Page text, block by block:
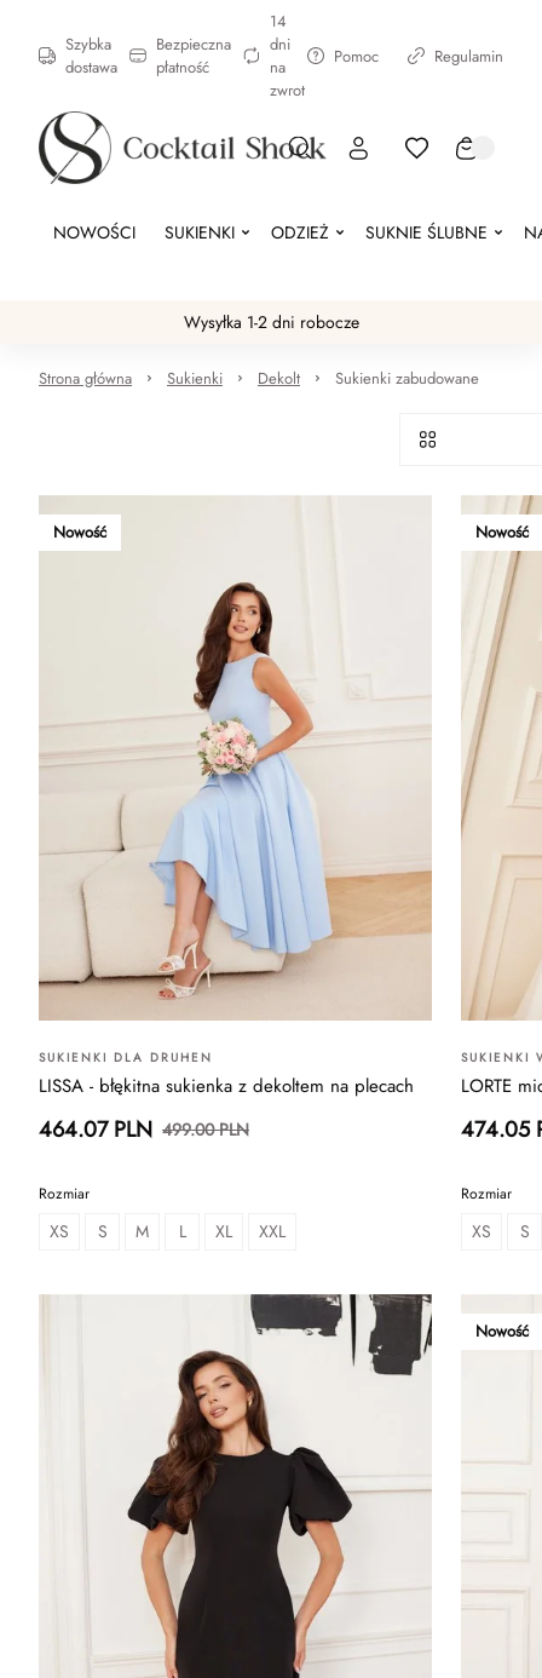
Szybka
dostawa
Bezpieczna
płatność
14
dni
na
zwrot
Pomoc Regulamin
NOWOŚCI SUKIENKI ODZIEŻ SUKNIE ŚLUBNE
Wysyłka 1-2 dni robocze
Strona główna Sukienki Dekolt Sukienki zabudowane
Nowość
SUKIENKI DLA DRUHEN
LISSA - błękitna sukienka z dekoltem na plecach
464.07 PLN 499.00 PLN
Rozmiar
XS S M L XL XXL
Nowość
SUKIENKI
LORTE
474.05
Rozmiar
XS S
Nowość